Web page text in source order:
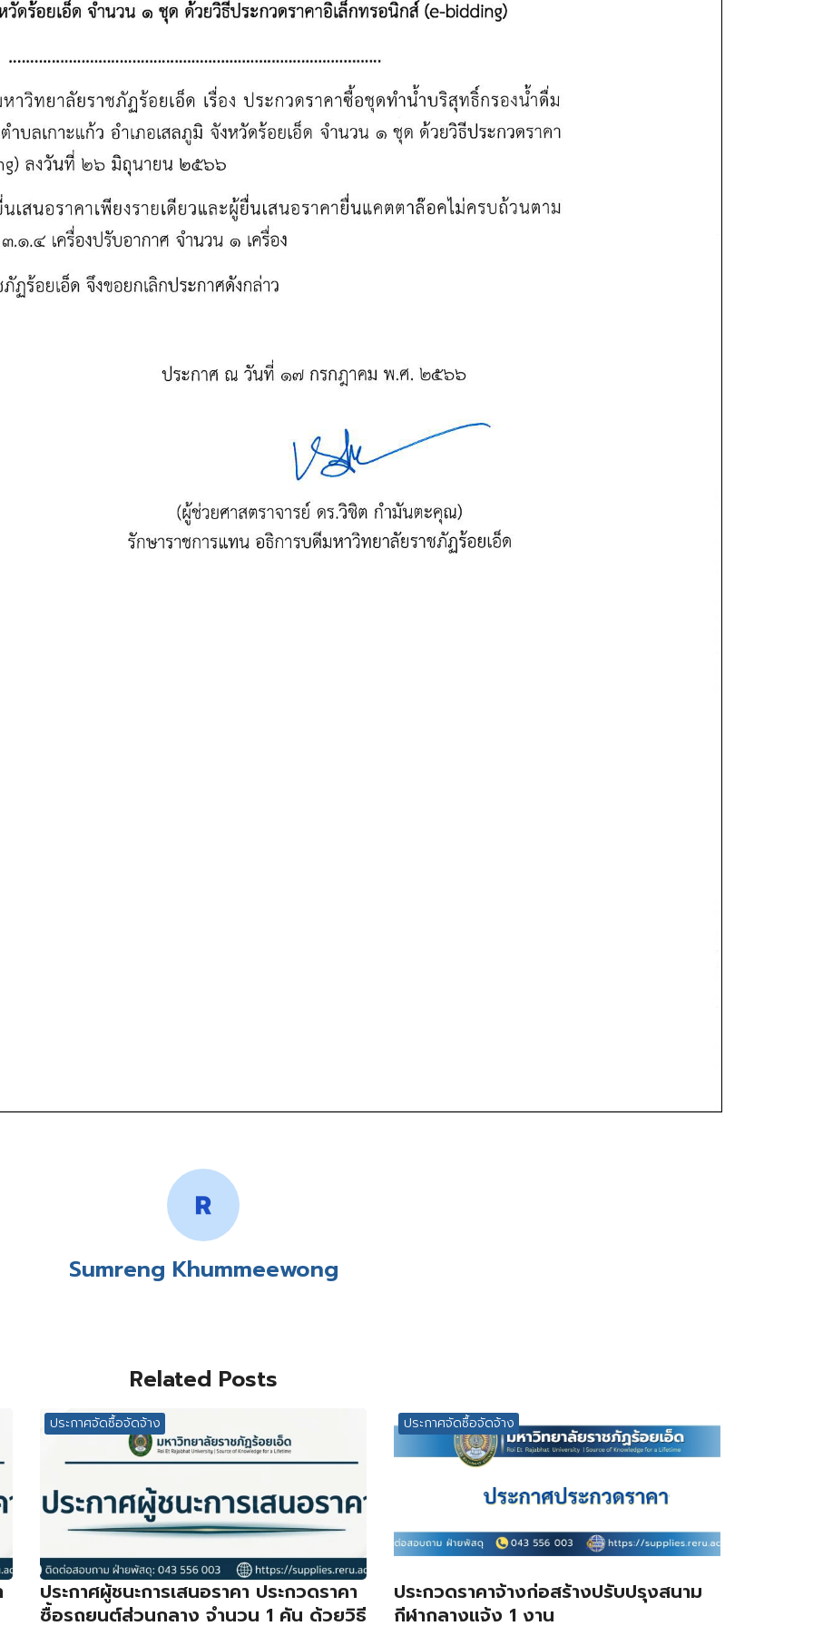
Sumreng Khummeewong
Related Posts
ประกาศจัดซื้อจัดจ้าง
ประกาศผู้ชนะการเสนอราคา ประกวดราคา
ซื้อรถยนต์ส่วนกลาง จำนวน 1 คัน ด้วยวิธี
ประกาศจัดซื้อจัดจ้าง
ประกวดราคาจ้างก่อสร้างปรับปรุงสนาม
กีฬากลางแจ้ง 1 งาน